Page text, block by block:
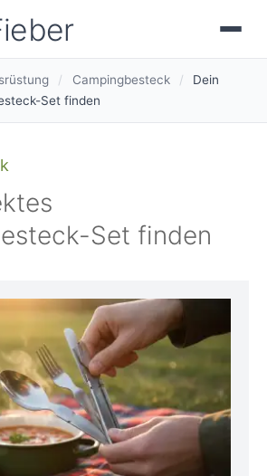
/ Campingbesteck /
Dein
Set finden
Set finden